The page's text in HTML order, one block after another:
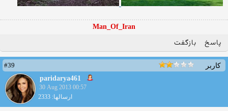
Man_Of_Iran
پاسخ بازگفت
کاربر
#39
paridarya461
30 Aug 2013 00:57
ارسالها: 2333